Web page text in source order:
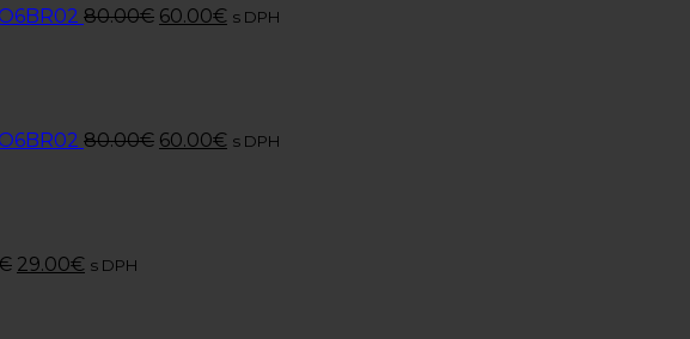
80.00€ 60.00€ s DPH
80.00€ 60.00€ s DPH
29.00€ s DPH